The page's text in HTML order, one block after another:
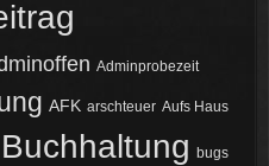
Vor allem
2 Jahre das
kostet es nur
Adminprobezeit
AFK arschteuer Aufs Haus
Buchhaltung bugs